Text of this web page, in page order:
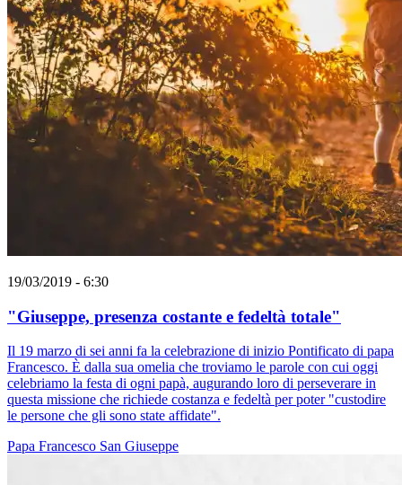
19/03/2019 - 6:30
"Giuseppe, presenza costante e fedeltà totale"
Il 19 marzo di sei anni fa la celebrazione di inizio Pontificato di papa
Francesco. È dalla sua omelia che troviamo le parole con cui oggi
celebriamo la festa di ogni papà, augurando loro di perseverare in
questa missione che richiede costanza e fedeltà per poter "custodire
le persone che gli sono state affidate".
Papa Francesco San Giuseppe